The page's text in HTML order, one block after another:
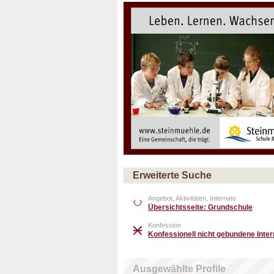
Erweiterte Suche
Angebot, Aktivitäten, Internate
Übersichtsseite: Grundschule
Konfession
Konfessionell nicht gebundene
Ausgewählte Profile